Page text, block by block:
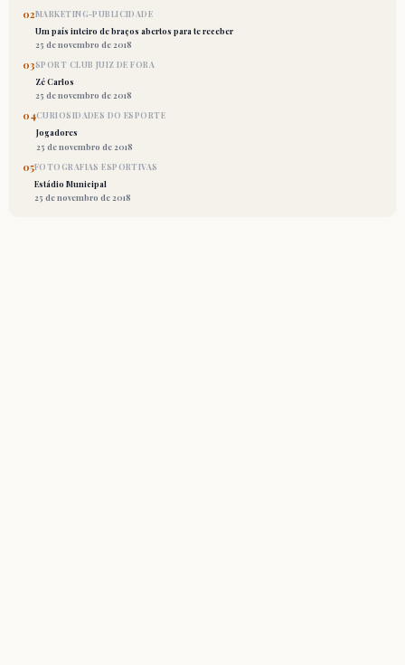
02MARKETING-PUBLICIDADE
Um país inteiro de braços abertos para te receber
25 de novembro de 2018
03SPORT CLUB JUIZ DE FORA
Zé Carlos
25 de novembro de 2018
04CURIOSIDADES DO ESPORTE
Jogadores
25 de novembro de 2018
05FOTOGRAFIAS ESPORTIVAS
Estádio Municipal
25 de novembro de 2018